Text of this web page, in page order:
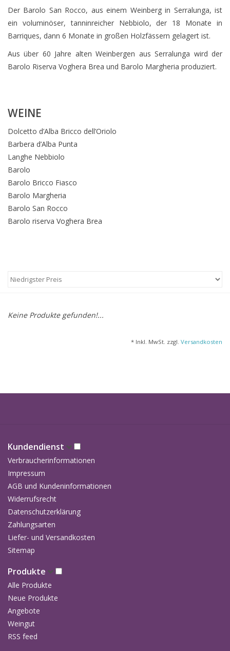
Der Barolo San Rocco, aus einem Weinberg in Serralunga, ist
ein voluminöser, tanninreicher Nebbiolo, der 18 Monate in
Barriques, dann 6 Monate in großen Holzfässern gelagert ist.
Aus über 60 Jahre alten Weinbergen aus Serralunga wird der
Barolo Riserva Voghera Brea und Barolo Margheria produziert.
WEINE
Dolcetto d’Alba Bricco dell’Oriolo
Barbera d’Alba Punta
Langhe Nebbiolo
Barolo
Barolo Bricco Fiasco
Barolo Margheria
Barolo San Rocco
Barolo riserva Voghera Brea
Keine Produkte gefunden!...
* Inkl. MwSt. zzgl. Versandkosten
Kundendienst
Verbraucherinformationen
Impressum
AGB und Kundeninformationen
Widerrufsrecht
Datenschutzerklärung
Zahlungsarten
Liefer- und Versandkosten
Sitemap
Produkte
Alle Produkte
Neue Produkte
Angebote
Weingut
RSS feed